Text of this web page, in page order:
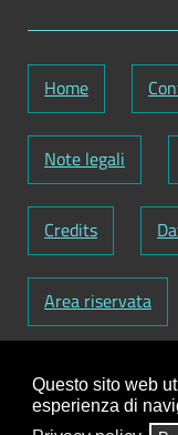
Questo sito web
esperienza di
Home
Note legali
Credits
Area riservata
Codice Fiscale:
01129720759-